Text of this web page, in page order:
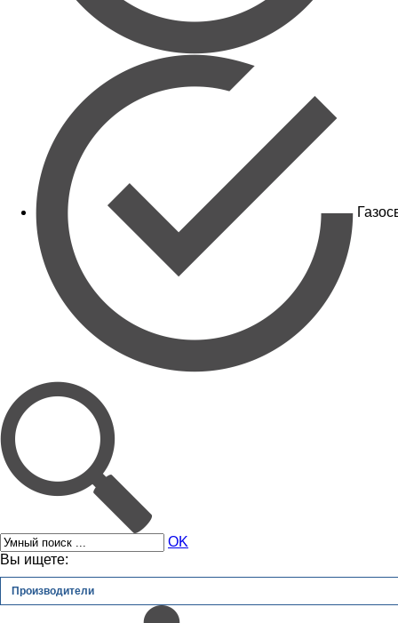
OK
Вы ищете:
Производители